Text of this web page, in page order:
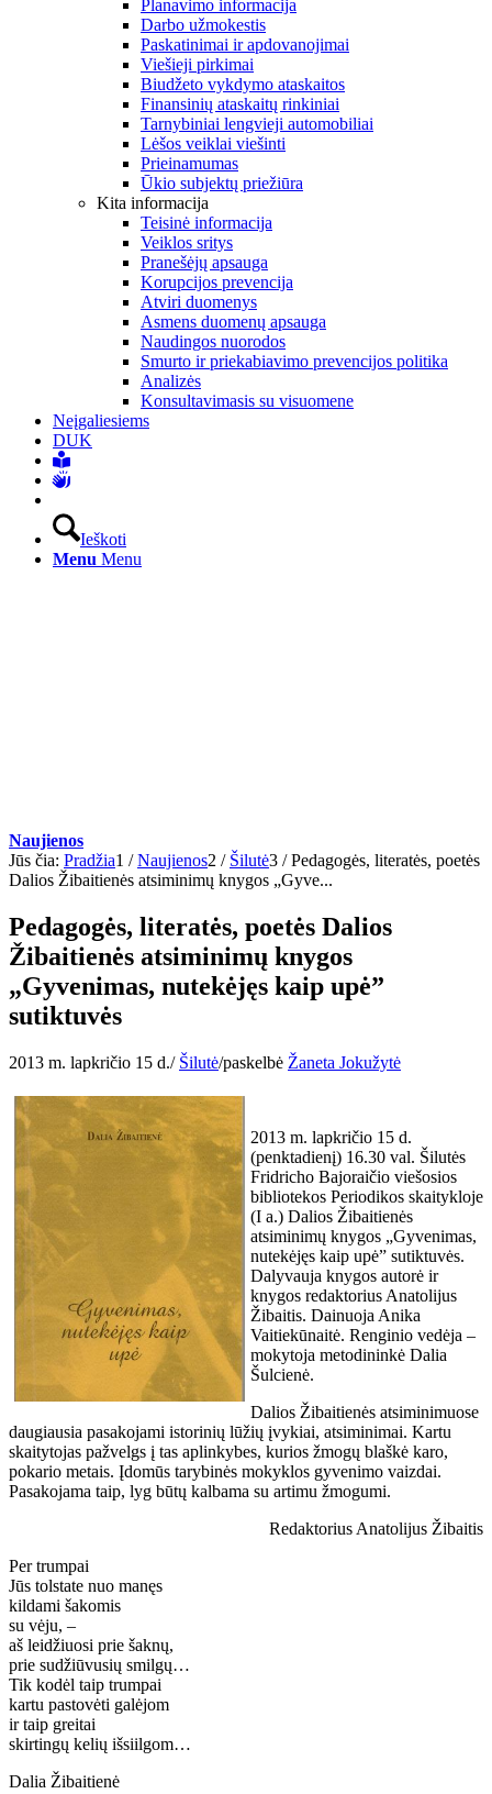
Planavimo informacija
Darbo užmokestis
Paskatinimai ir apdovanojimai
Viešieji pirkimai
Biudžeto vykdymo ataskaitos
Finansinių ataskaitų rinkiniai
Tarnybiniai lengvieji automobiliai
Lėšos veiklai viešinti
Prieinamumas
Ūkio subjektų priežiūra
Kita informacija
Teisinė informacija
Veiklos sritys
Pranešėjų apsauga
Korupcijos prevencija
Atviri duomenys
Asmens duomenų apsauga
Naudingos nuorodos
Smurto ir priekabiavimo prevencijos politika
Analizės
Konsultavimasis su visuomene
Neįgaliesiems
DUK
Ieškoti
Menu Menu
Naujienos
Jūs čia: Pradžia1 / Naujienos2 / Šilutė3 / Pedagogės, literatės, poetės
Dalios Žibaitienės atsiminimų knygos „Gyve...
Pedagogės, literatės, poetės Dalios
Žibaitienės atsiminimų knygos
„Gyvenimas, nutekėjęs kaip upė”
sutiktuvės
2013 m. lapkričio 15 d./ Šilutė/paskelbė Žaneta Jokužytė
2013 m. lapkričio 15 d.
(penktadienį) 16.30 val. Šilutės
Fridricho Bajoraičio viešosios
bibliotekos Periodikos skaitykloje
(I a.) Dalios Žibaitienės
atsiminimų knygos „Gyvenimas,
nutekėjęs kaip upė” sutiktuvės.
Dalyvauja knygos autorė ir
knygos redaktorius Anatolijus
Žibaitis. Dainuoja Anika
Vaitiekūnaitė. Renginio vedėja –
mokytoja metodininkė Dalia
Šulcienė.
Dalios Žibaitienės atsiminimuose
daugiausia pasakojami istorinių lūžių įvykiai, atsiminimai. Kartu
skaitytojas pažvelgs į tas aplinkybes, kurios žmogų blaškė karo,
pokario metais. Įdomūs tarybinės mokyklos gyvenimo vaizdai.
Pasakojama taip, lyg būtų kalbama su artimu žmogumi.
Redaktorius Anatolijus Žibaitis
Per trumpai
Jūs tolstate nuo manęs
kildami šakomis
su vėju, –
aš leidžiuosi prie šaknų,
prie sudžiūvusių smilgų…
Tik kodėl taip trumpai
kartu pastovėti galėjom
ir taip greitai
skirtingų kelių išsiilgom…
Dalia Žibaitienė